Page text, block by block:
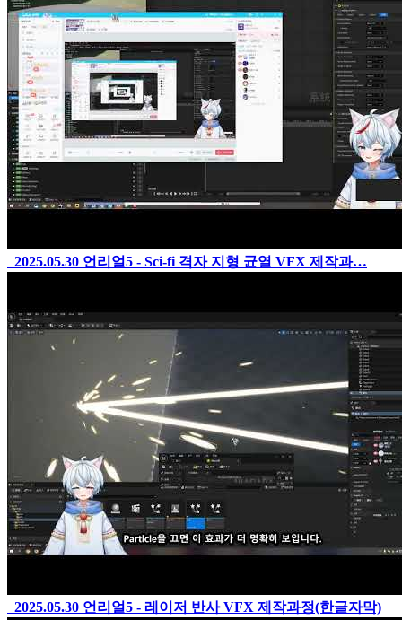
2025.05.30 언리얼5 - Sci-fi 격자 지형 균열 VFX 제작과…
2025.05.30 언리얼5 - 레이저 반사 VFX 제작과정(한글자막)